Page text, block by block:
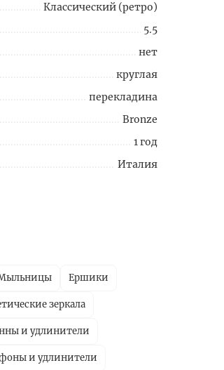
Классический (ретро)
5.5
нет
круглая
перекладина
Bronze
1 год
Италия
Ершики
зеркала
и удлинители
и удлинители